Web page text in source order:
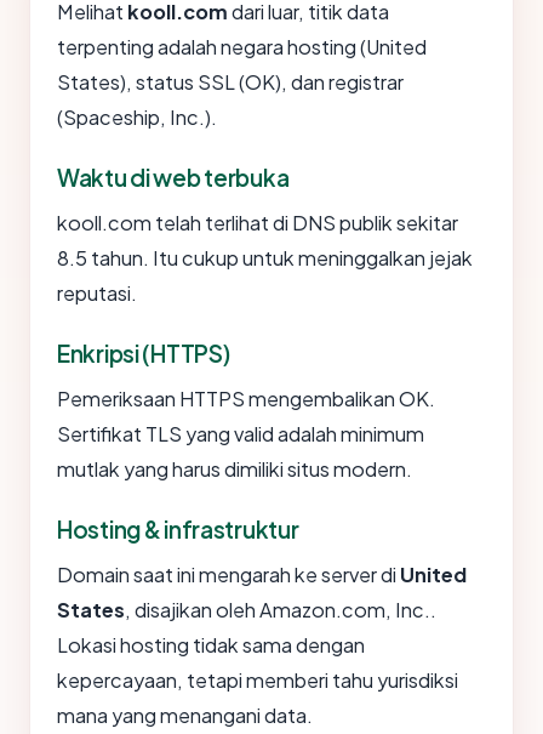
Melihat kooll.comdari luar, titik data
terpenting adalah negara hosting (United
States), status SSL (OK), dan registrar
(Spaceship, Inc.).
Waktu di web terbuka
kooll.com telah terlihat di DNS publik sekitar
8.5 tahun. Itu cukup untuk meninggalkan jejak
reputasi.
Enkripsi (HTTPS)
Pemeriksaan HTTPS mengembalikan OK.
Sertifikat TLS yang valid adalah minimum
mutlak yang harus dimiliki situs modern.
Hosting & infrastruktur
Domain saat ini mengarah ke server di United
States, disajikan oleh Amazon.com, Inc..
Lokasi hosting tidak sama dengan
kepercayaan, tetapi memberi tahu yurisdiksi
mana yang menangani data.